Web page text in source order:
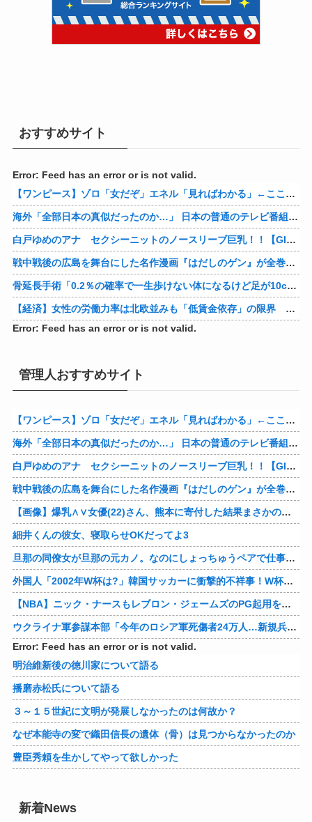
おすすめサイト
Error: Feed has an error or is not valid.
【ワンピース】ゾロ「女だぞ」エネル「見ればわかる」←ここ好きすぎるｗｗｗｗｗｗｗｗｗｗｗｗｗ
海外「全部日本の真似だったのか…」 日本の普通のテレビ番組が最新SNSの数十年先を行っていたと話題に
白戸ゆめのアナ セクシーニットのノースリーブ巨乳！！【GIF動画あり】
戦中戦後の広島を舞台にした名作漫画『はだしのゲン』が全巻50％オフで買える激安セール開催！！このチャンスを見逃すな！！
骨延長手術「0.2％の確率で一生歩けない体になるけど足が10cm伸びます」←コスパ良すぎるだろ
【経済】女性の労働力率は北欧並みも「低賃金依存」の限界 団塊世代の完全引退で、企業が迫られる“最後の選択”
Error: Feed has an error or is not valid.
管理人おすすめサイト
【ワンピース】ゾロ「女だぞ」エネル「見ればわかる」←ここ好きすぎるｗｗｗｗｗｗｗｗｗｗｗｗｗ
海外「全部日本の真似だったのか…」 日本の普通のテレビ番組が最新SNSの数十年先を行っていたと話題に
白戸ゆめのアナ セクシーニットのノースリーブ巨乳！！【GIF動画あり】
戦中戦後の広島を舞台にした名作漫画『はだしのゲン』が全巻50％オフで買える激安セール開催！！このチャンスを見逃すな！！
【画像】爆乳∧∨女優(22)さん、熊本に寄付した結果まさかの事態に・・・・・・
細井くんの彼女、寝取らせOKだってよ3
旦那の同僚女が旦那の元カノ。なのにしょっちゅうペアで仕事してて遅くまで残業したり二人で出張に行ったり。なんで「今度の出張は一人で行く」って嘘つくのかな
外国人「2002年W杯は?」韓国サッカーに衝撃的不祥事！W杯予選でレフリーへの性的接待発覚！海外騒然！【海外の反応】
【NBA】ニック・ナースもレブロン・ジェームズのPG起用を示唆か
ウクライナ軍参謀本部「今年のロシア軍死傷者24万人…新規兵力の募集規模を上回る」！
Error: Feed has an error or is not valid.
明治維新後の徳川家について語る
播磨赤松氏について語る
３～１５世紀に文明が発展しなかったのは何故か？
なぜ本能寺の変で織田信長の遺体（骨）は見つからなかったのか
豊臣秀頼を生かしてやって欲しかった
新着News